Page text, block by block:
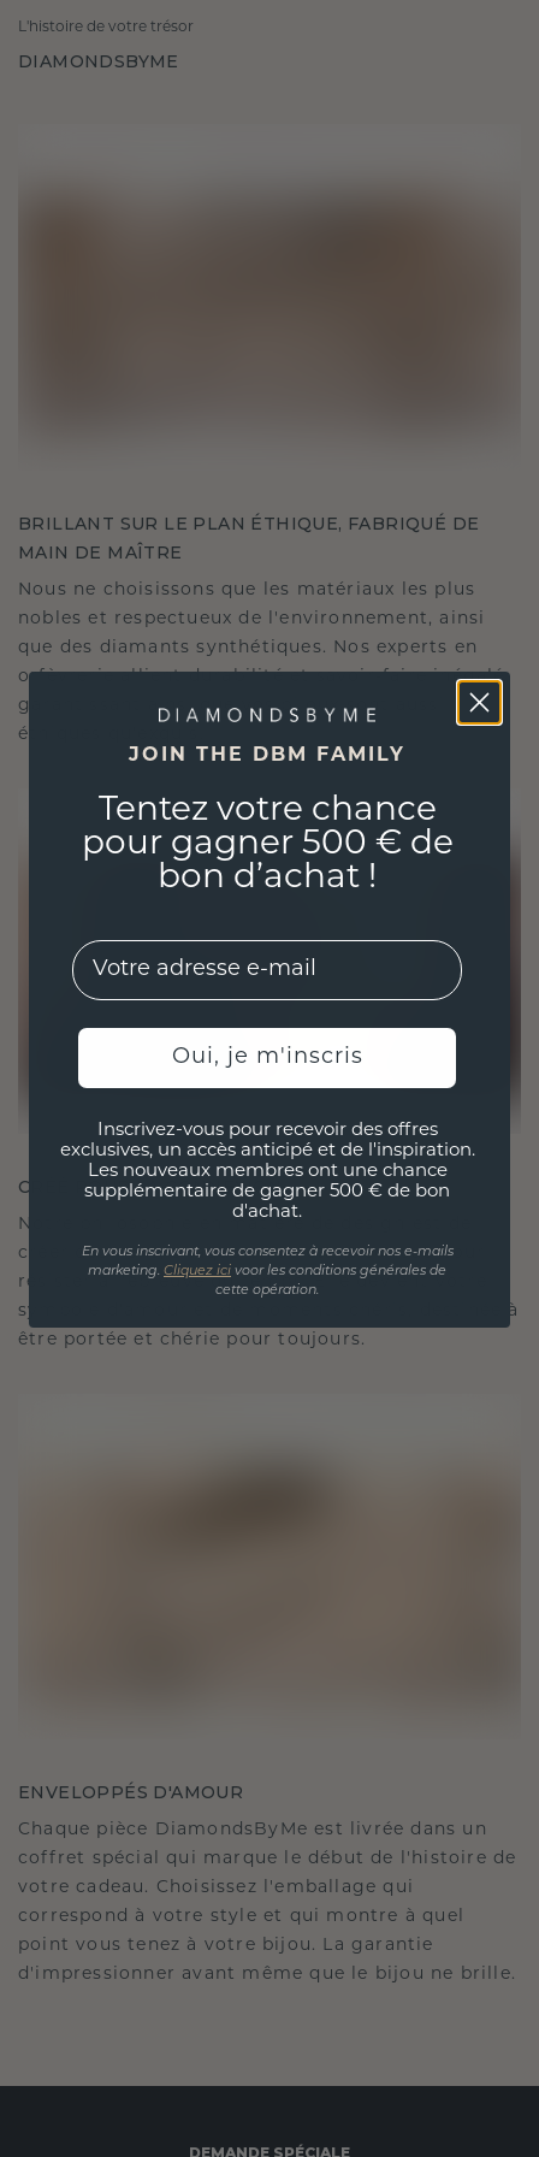
L'histoire de votre trésor
DIAMONDSBYME
BRILLANT SUR LE PLAN ÉTHIQUE, FABRIQUÉ DE
MAIN DE MAÎTRE
Nous ne choisissons que les matériaux les plus
nobles et respectueux de l'environnement, ainsi
que des diamants synthétiques. Nos experts en
orfèvrerie allient durabilité et savoir-faire inégalé,
garantissant ainsi que vos bijoux sont aussi
éthiques qu'exquis.
CRÉÉ POUR LA CONNEXION
Notre philosophie en matière de design est de
créer des liens, chaque pièce étant conçue pour
résister à l'épreuve du temps. Elle devient votre
symbole d'amour et de moments chéris, destinée à
être portée et chérie pour toujours.
ENVELOPPÉS D'AMOUR
Chaque pièce DiamondsByMe est livrée dans un
coffret spécial qui marque le début de l'histoire de
votre cadeau. Choisissez l'emballage qui
correspond à votre style et qui montre à quel
point vous tenez à votre bijou. La garantie
d'impressionner avant même que le bijou ne brille.
DEMANDE SPÉCIALE
JOIN THE DBM FAMILY
Tentez votre chance
pour gagner 500 € de
bon d’achat !
EMail
Oui, je m'inscris
Inscrivez-vous pour recevoir des offres
exclusives, un accès anticipé et de l'inspiration.
Les nouveaux membres ont une chance
supplémentaire de gagner 500 € de bon
d'achat.
En vous inscrivant, vous consentez à recevoir nos e-mails
marketing. Cliquez ici voor les conditions générales de
cette opération.